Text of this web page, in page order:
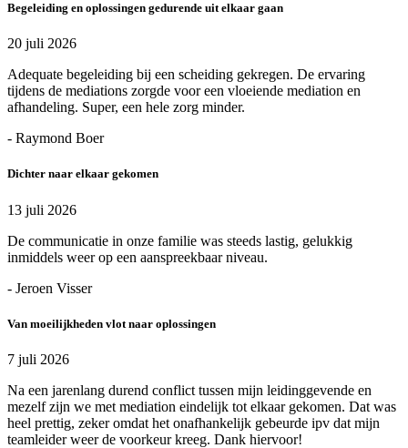
Begeleiding en oplossingen gedurende uit elkaar gaan
20 juli 2026
Adequate begeleiding bij een scheiding gekregen. De ervaring
tijdens de mediations zorgde voor een vloeiende mediation en
afhandeling. Super, een hele zorg minder.
- Raymond Boer
Dichter naar elkaar gekomen
13 juli 2026
De communicatie in onze familie was steeds lastig, gelukkig
inmiddels weer op een aanspreekbaar niveau.
- Jeroen Visser
Van moeilijkheden vlot naar oplossingen
7 juli 2026
Na een jarenlang durend conflict tussen mijn leidinggevende en
mezelf zijn we met mediation eindelijk tot elkaar gekomen. Dat was
heel prettig, zeker omdat het onafhankelijk gebeurde ipv dat mijn
teamleider weer de voorkeur kreeg. Dank hiervoor!